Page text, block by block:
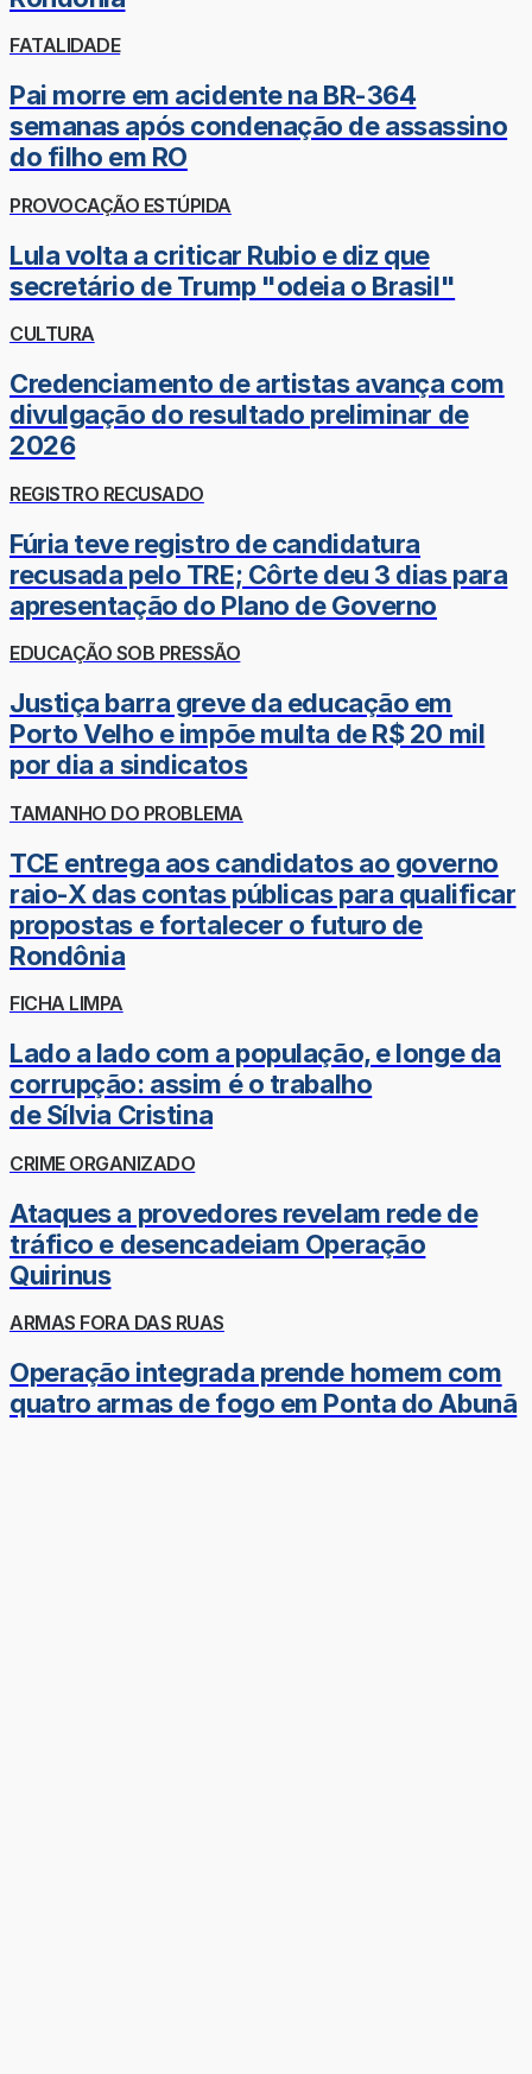
FATALIDADE
Pai morre em acidente na BR-364
semanas após condenação de assassino
do filho em RO
PROVOCAÇÃO ESTÚPIDA
Lula volta a criticar Rubio e diz que
secretário de Trump "odeia o Brasil"
CULTURA
Credenciamento de artistas avança com
divulgação do resultado preliminar de
2026
REGISTRO RECUSADO
Fúria teve registro de candidatura
recusada pelo TRE; Côrte deu 3 dias para
apresentação do Plano de Governo
EDUCAÇÃO SOB PRESSÃO
Justiça barra greve da educação em
Porto Velho e impõe multa de R$ 20 mil
por dia a sindicatos
TAMANHO DO PROBLEMA
TCE entrega aos candidatos ao governo
raio-X das contas públicas para qualificar
propostas e fortalecer o futuro de
Rondônia
FICHA LIMPA
Lado a lado com a população, e longe da
corrupção: assim é o trabalho
de Sílvia Cristina
CRIME ORGANIZADO
Ataques a provedores revelam rede de
tráfico e desencadeiam Operação
Quirinus
ARMAS FORA DAS RUAS
Operação integrada prende homem com
quatro armas de fogo em Ponta do Abunã